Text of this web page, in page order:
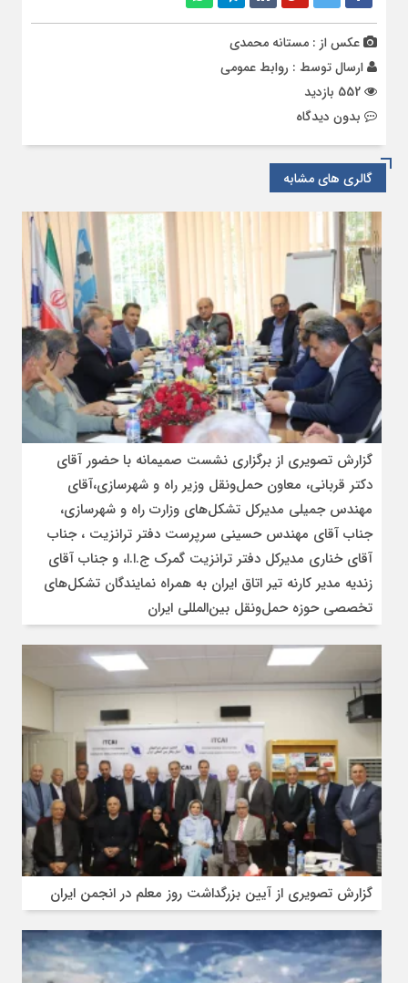
عکس از : مستانه محمدی
ارسال توسط : روابط عمومی
بدون دیدگاه
گالری های مشابه
گزارش تصویری از برگزاری نشست صمیمانه با حضور آقای
دکتر قربانی، معاون حمل‌ونقل وزیر راه و شهرسازی،آقای
مهندس جمیلی مدیرکل تشکل‌های وزارت راه و شهرسازی،
جناب آقای مهندس حسینی سرپرست دفتر ترانزیت ، جناب
آقای خناری مدیرکل دفتر ترانزیت گمرک ج.ا.ا، و جناب آقای
زندیه مدیر کارنه تیر اتاق ایران به همراه نمایندگان تشکل‌های
تخصصی حوزه حمل‌ونقل بین‌المللی ایران
گزارش تصویری از آیین بزرگداشت روز معلم در انجمن ایران